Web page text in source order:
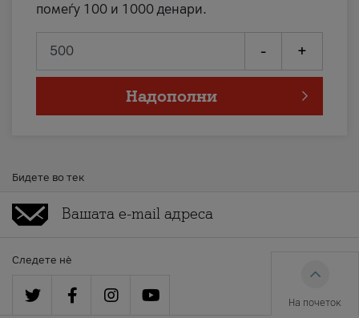
помеѓу 100 и 1000 денари.
- +
Надополни
Бидете во тек
Следете нè
На почеток